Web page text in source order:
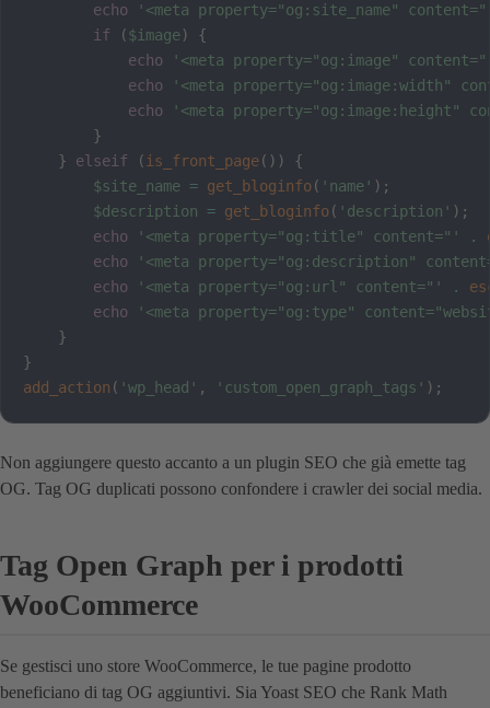
echo
'<meta property="og:site_name"
if
($image)
{
echo
'<meta property="og:image"
echo
'<meta property="og:image:width"
echo
'<meta property="og:image:height"
}
}
elseif ( is_front_page( ) )
{
$site_name = get_bloginfo( 'name' ) ;
$description
= get_bloginfo( 'description' ) ;
echo
'<meta property="og:title" content="' .
echo
'<meta property="og:description"
echo
'<meta property="og:url" content="' .
echo
'<meta property="og:type"
}
}
add_action ( 'wp_head' , 'custom_open_graph_tags' ) ;
Non aggiungere questo accanto a un plugin SEO che già emette tag
OG. Tag OG duplicati possono confondere i crawler dei social media.
Tag Open Graph per i prodotti
WooCommerce
Se gestisci uno store WooCommerce, le tue pagine prodotto
beneficiano di tag OG aggiuntivi. Sia Yoast SEO che Rank Math